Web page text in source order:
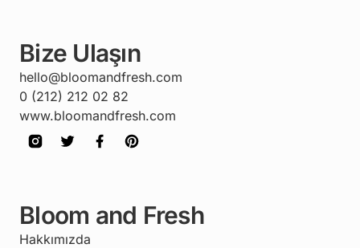
Bize Ulaşın
hello@bloomandfresh.com
0 (212) 212 02 82
www.bloomandfresh.com
Bloom and Fresh
Hakkımızda